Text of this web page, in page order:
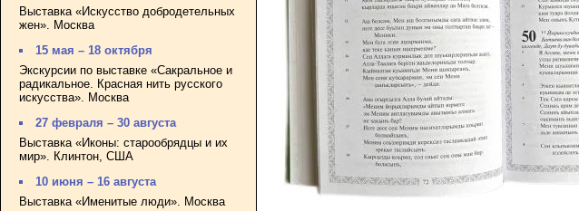
Выставка «Искусство добродетельных
жен». Москва
15 мая – 18 октября
Экскурсии по выставке «Сакральное и
радикальное. Красная нить русского
искусства». Москва
27 февраля – 30 августа
Выставка «Иконы: старообрядцы и их
мир». Клинтон, США
10 июня – 16 августа
Выставка «Именитые люди». Москва